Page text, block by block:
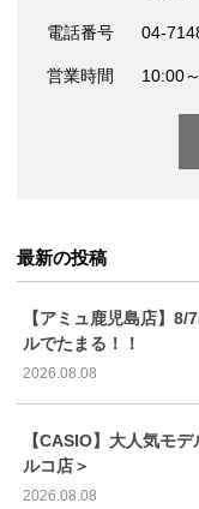
電話番号 04-
営業時間 10:00
最新の投稿
【アミュ鹿児島店】
ルでたまる！！
2026.08.08
【CASIO】大人気モ
ルコ店＞
2026.08.08